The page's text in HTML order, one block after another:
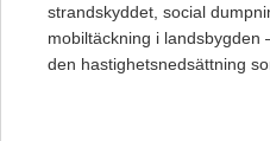
strandskyddet, social
mobiltäckning i
den hastighetsnedsättning